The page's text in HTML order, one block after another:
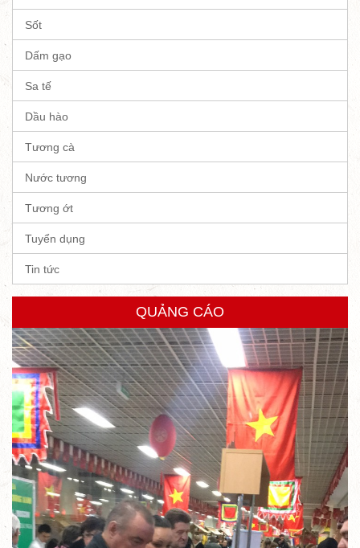
Sốt
Dấm gạo
Sa tế
Dầu hào
Tương cà
Nước tương
Tương ớt
Tuyển dụng
Tin tức
QUẢNG CÁO